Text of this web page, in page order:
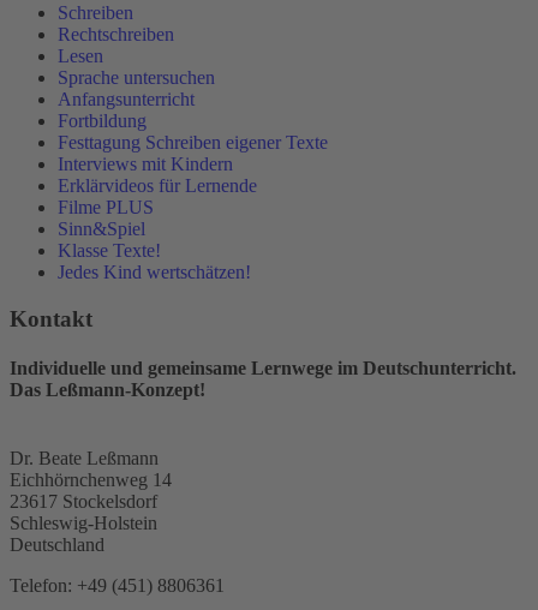
Schreiben
Rechtschreiben
Lesen
Sprache untersuchen
Anfangsunterricht
Fortbildung
Festtagung Schreiben eigener Texte
Interviews mit Kindern
Erklärvideos für Lernende
Filme PLUS
Sinn&Spiel
Klasse Texte!
Jedes Kind wertschätzen!
Kontakt
Individuelle und gemeinsame Lernwege im Deutschunterricht.
Das Leßmann-Konzept!
Dr. Beate Leßmann
Eichhörnchenweg 14
23617 Stockelsdorf
Schleswig-Holstein
Deutschland
Telefon: +49 (451) 8806361